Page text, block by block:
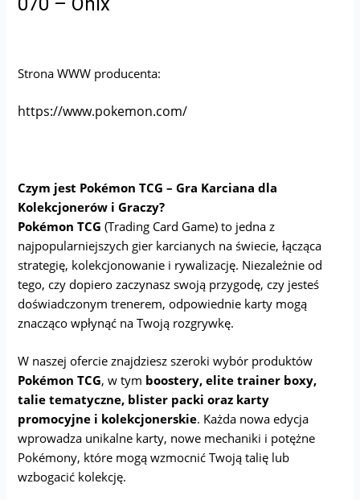
Strona WWW producenta:
https://www.pokemon.com/
Czym jest Pokémon TCG – Gra Karciana dla
Kolekcjonerów i Graczy?
Pokémon TCG (Trading Card Game) to jedna z
najpopularniejszych gier karcianych na świecie, łącząca
strategię, kolekcjonowanie i rywalizację. Niezależnie od
tego, czy dopiero zaczynasz swoją przygodę, czy jesteś
doświadczonym trenerem, odpowiednie karty mogą
znacząco wpłynąć na Twoją rozgrywkę.
W naszej ofercie znajdziesz szeroki wybór produktów
Pokémon TCG, w tym boostery, elite trainer boxy,
talie tematyczne, blister packi oraz karty
promocyjne i kolekcjonerskie. Każda nowa edycja
wprowadza unikalne karty, nowe mechaniki i potężne
Pokémony, które mogą wzmocnić Twoją talię lub
wzbogacić kolekcję.